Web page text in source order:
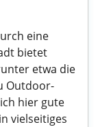
eine
bietet
etwa die
Outdoor-
hier gute
vielseitiges